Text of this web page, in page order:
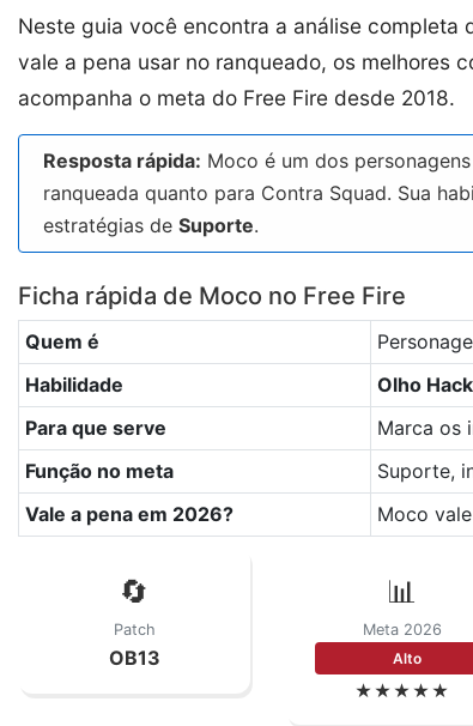
Neste guia você encontra a análise completa
vale a pena usar no ranqueado, os melhores
acompanha o meta do Free Fire desde 2018.
Resposta rápida: Moco é um dos
ranqueada quanto para Contra Squad. Sua
estratégias de Suporte.
Ficha rápida de Moco no Free Fire
Quem é
Habilidade
Olho
Para que serve
Marca os
Função no meta
Suporte,
Vale a pena em 2026?
Moco
🔄
Patch
OB13
📊
Meta 2026
Alto
★★★★★